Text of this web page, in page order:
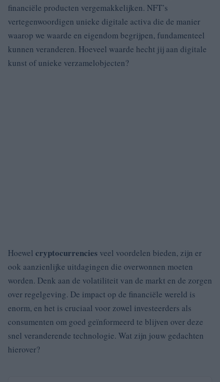
financiële producten vergemakkelijken. NFT’s
vertegenwoordigen unieke digitale activa die de manier
waarop we waarde en eigendom begrijpen, fundamenteel
kunnen veranderen. Hoeveel waarde hecht jij aan digitale
kunst of unieke verzamelobjecten?
Hoewel cryptocurrencies veel voordelen bieden, zijn er
ook aanzienlijke uitdagingen die overwonnen moeten
worden. Denk aan de volatiliteit van de markt en de zorgen
over regelgeving. De impact op de financiële wereld is
enorm, en het is cruciaal voor zowel investeerders als
consumenten om goed geïnformeerd te blijven over deze
snel veranderende technologie. Wat zijn jouw gedachten
hierover?